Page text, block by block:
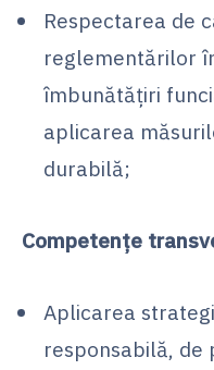
Respectarea de
reglementărilor
îmbunătăţiri
aplicarea
durabilă;
Competenţe
Aplicarea
responsabilă,